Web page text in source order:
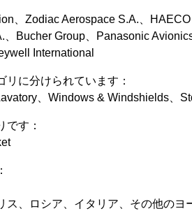
、Zodiac Aerospace S.A.、
Bucher Group、Panasonic
International
に分けられています：
、Windows & Windshields、
です：
ス、ロシア、イタリア、その他のヨ